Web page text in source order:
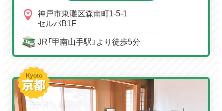
神戸市東灘区森南町1-5-1
セルバB1F
JR「甲南山手駅」より徒歩5分